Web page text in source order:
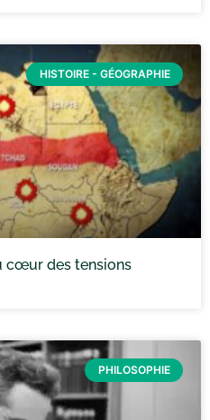
HISTOIRE - GÉOGRAPHIE
cœur des tensions
PHILOSOPHIE